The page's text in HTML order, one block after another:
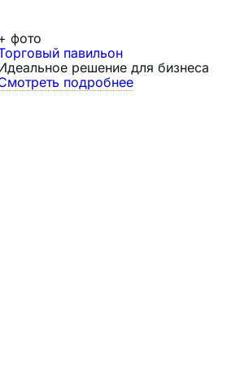
фото
павильон
решение для бизнеса
подробнее